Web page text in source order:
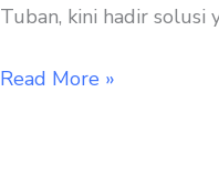
Tuban, kini hadir solusi
Read More »